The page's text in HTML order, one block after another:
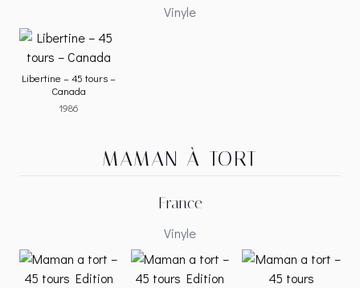
Vinyle
Libertine – 45 tours –
Canada
1986
MAMAN À TORT
France
Vinyle